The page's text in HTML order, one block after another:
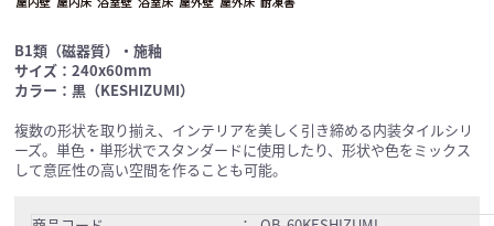
B1類（磁器質）・施釉
サイズ：240x60mm
カラー：黒（KESHIZUMI）
複数の形状を取り揃え、インテリアを美しく引き締める内装タイルシリ
ーズ。単色・単形状でスタンダードに使用したり、形状や色をミックス
して意匠性の高い空間を作ることも可能。